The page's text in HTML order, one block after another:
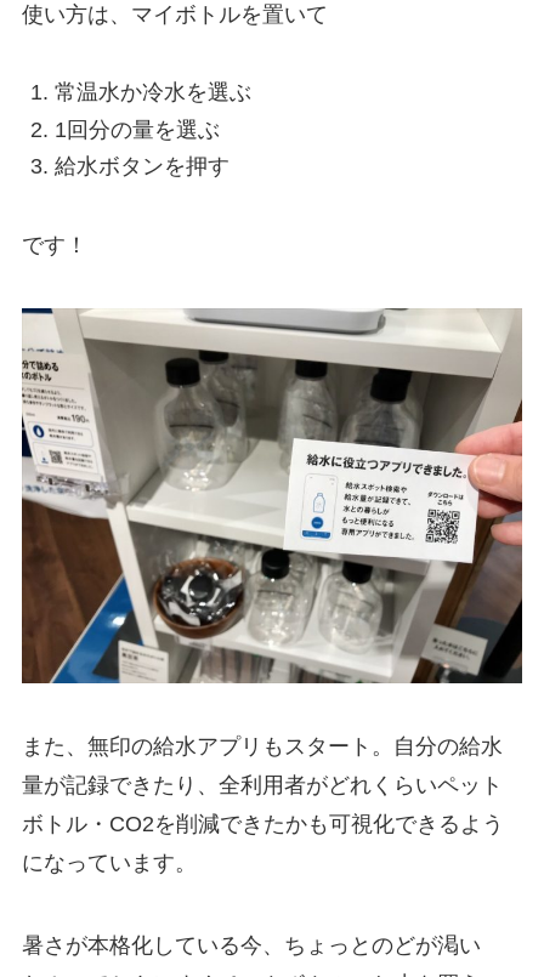
使い方は、マイボトルを置いて
常温水か冷水を選ぶ
1回分の量を選ぶ
給水ボタンを押す
です！
また、無印の給水アプリもスタート。自分の給水
量が記録できたり、全利用者がどれくらいペット
ボトル・CO2を削減できたかも可視化できるよう
になっています。
暑さが本格化している今、ちょっとのどが渇い